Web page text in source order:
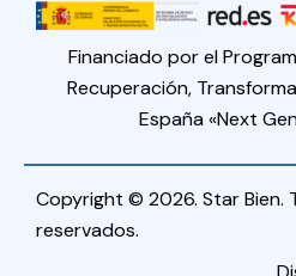
Financiado por el
Recuperación,
España «Next
Copyright © 2026. Star Bien.
reservados.